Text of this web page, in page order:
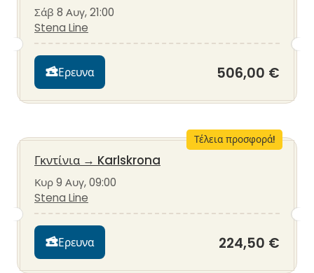
Σάβ 8 Αυγ, 21:00
Stena Line
Ερευνα 506,00 €
Τέλεια προσφορά!
Γκντίνια → Karlskrona
Κυρ 9 Αυγ, 09:00
Stena Line
Ερευνα 224,50 €